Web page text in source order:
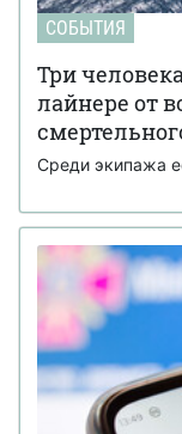
СОБЫТИЯ
Три
лайнере от
Среди экипажа